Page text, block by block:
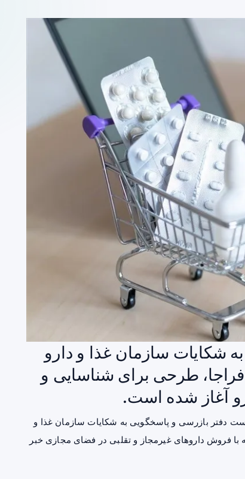
شکایات سازمان غذا و دارو
فراجا، طرحی برای شناسایی و
آغاز شده است.
دفتر بازرسی و پاسخگویی به شکایات سازمان غذا و
با فروش داروهای غیرمجاز و تقلبی در فضای مجازی خبر